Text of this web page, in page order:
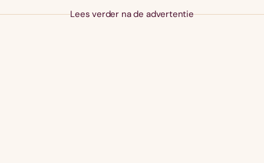
Lees verder na de advertentie